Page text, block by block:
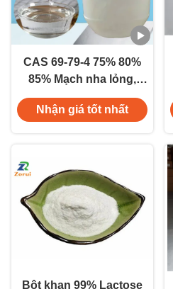
CAS 69-79-4 75% 80%
85% Mạch nha lỏng,
chất lỏng sệt, chất tạo
ngọt tự nhiên cho thực
Nhận giá tốt nhất
Bột khan 99% Lactose